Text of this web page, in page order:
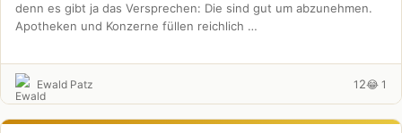
denn es gibt ja das Versprechen: Die sind gut um abzunehmen.
Apotheken und Konzerne füllen reichlich …
Ewald Patz 1 2😂 1